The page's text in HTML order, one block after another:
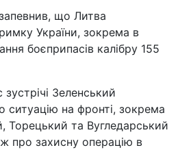
що Литва
України, зокрема в
боєприпасів калібру 155
зустрічі Зеленський
ситуацію на фронті, зокрема
Торецький та Вугледарський
про захисну операцію в